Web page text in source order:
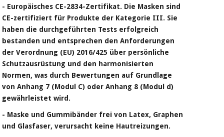
Orthopädie
Chirurgische
instrumente
(ausverkauf)
Sport
und
spiele
Sanitärkleiderschränke
Veterinärmedizin
Orthopädie
- Europäisches CE-2834-Zertifikat. Die Masken sind
CE-zertifiziert für Produkte der Kategorie III. Sie
haben die durchgeführten Tests erfolgreich
bestanden und entsprechen den Anforderungen
der Verordnung (EU) 2016/425 über persönliche
Schutzausrüstung und den harmonisierten
Normen, was durch Bewertungen auf Grundlage
von Anhang 7 (Modul C) oder Anhang 8 (Modul d)
gewährleistet wird.
- Maske und Gummibänder frei von Latex, Graphen
und Glasfaser, verursacht keine Hautreizungen.